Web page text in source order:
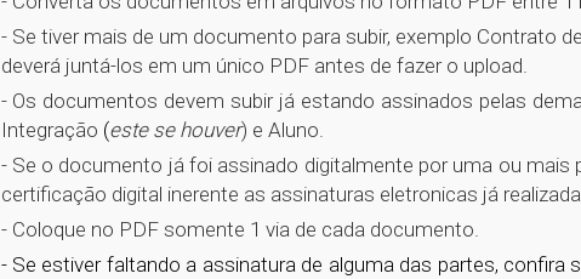
- Se tiver mais de um documento para subir, exemplo Contrato
deverá juntá-los em um único PDF antes de fazer o upload.
- Os documentos devem subir já estando assinados pelas
Integração (este se houver) e Aluno.
- Se o documento já foi assinado digitalmente por uma ou
certificação digital inerente as assinaturas eletronicas já
- Coloque no PDF somente 1 via de cada documento.
- Se estiver faltando a assinatura de alguma das partes, confira